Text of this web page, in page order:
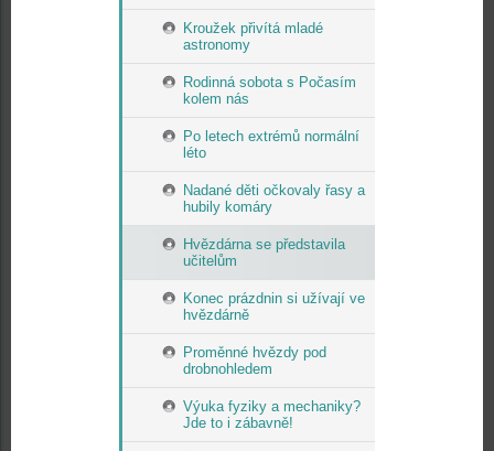
Kroužek přivítá mladé
astronomy
Rodinná sobota s Počasím
kolem nás
Po letech extrémů normální
léto
Nadané děti očkovaly řasy a
hubily komáry
Hvězdárna se představila
učitelům
Konec prázdnin si užívají ve
hvězdárně
Proměnné hvězdy pod
drobnohledem
Výuka fyziky a mechaniky?
Jde to i zábavně!